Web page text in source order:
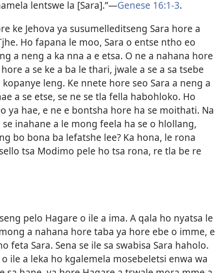
lentswe la [Sara].”​—Genese 16:1-3.
ke Jehova ya susumelleditseng Sara hore a
Ho fapana le moo, Sara o entse ntho eo
a neng a ka nna a e etsa. O ne a nahana hore
a se ke a ba le thari, jwale a se a sa tsebe
leng. Ke nnete hore seo Sara a neng a
a se etse, se ne se tla fella habohloko. Ho
ya hae, e ne e bontsha hore ha se moithati. Na
inahane a le mong feela ha se o hlollang,
bo bona ba lefatshe lee? Ka hona, le rona
tsa Modimo pele ho tsa rona, re tla be re
pelo Hagare o ile a ima. A qala ho nyatsa le
a nahana hore taba ya hore ebe o imme, e
feta Sara. Sena se ile sa swabisa Sara haholo.
ile a leka ho kgalemela mosebeletsi enwa wa